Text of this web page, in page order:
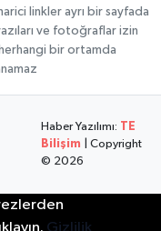
linkler ayrı bir sayfada
ve fotoğraflar izin
herhangi bir ortamda
Haber Yazılımı:
TE
Bilişim | Copyright
© 2026
Gizlilik